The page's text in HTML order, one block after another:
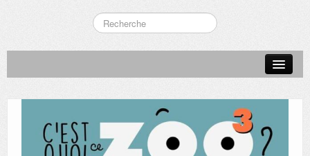
MUSÉE GRÉTRY
MUSÉE DU LUMINAIRE